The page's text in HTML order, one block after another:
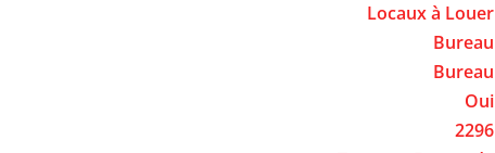
Locaux à Louer
Bureau
Bureau
Oui
2296